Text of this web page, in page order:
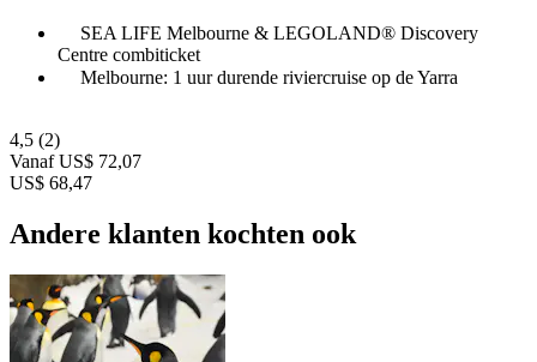
SEA LIFE Melbourne & LEGOLAND® Discovery
Centre combiticket
Melbourne: 1 uur durende riviercruise op de Yarra
4,5 (2)
Vanaf US$ 72,07
US$ 68,47
Andere klanten kochten ook